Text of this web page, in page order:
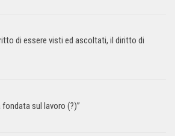
di essere visti ed ascoltati, il diritto di
fondata sul lavoro (?)”